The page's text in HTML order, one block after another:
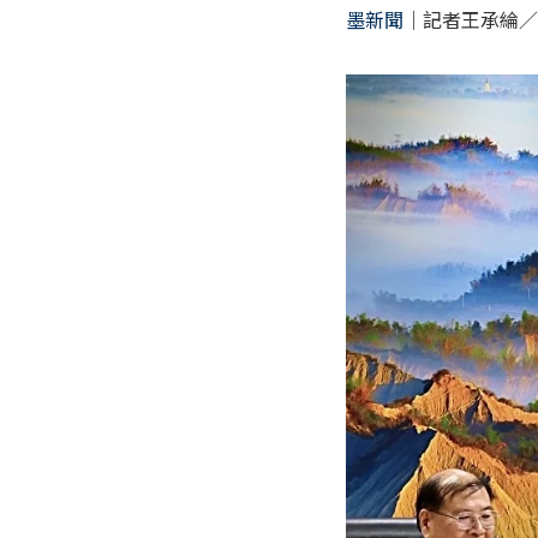
墨新聞 ｜記者王承綸